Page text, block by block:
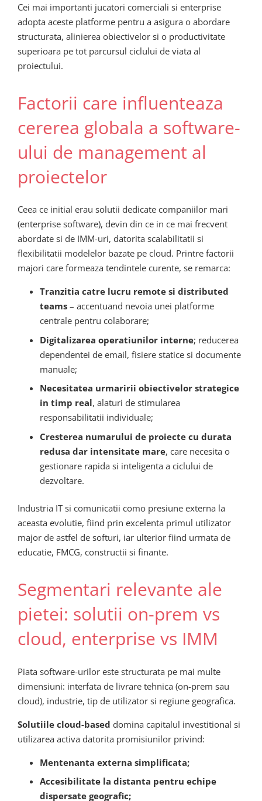
Cei mai importanti jucatori comerciali si enterprise
adopta aceste platforme pentru a asigura o abordare
structurata, alinierea obiectivelor si o productivitate
superioara pe tot parcursul ciclului de viata al
proiectului.
Factorii care influenteaza
cererea globala a software-
ului de management al
proiectelor
Ceea ce initial erau solutii dedicate companiilor mari
(enterprise software), devin din ce in ce mai frecvent
abordate si de IMM-uri, datorita scalabilitatii si
flexibilitatii modelelor bazate pe cloud. Printre factorii
majori care formeaza tendintele curente, se remarca:
Tranzitia catre lucru remote si distributed
teams– accentuand nevoia unei platforme
centrale pentru colaborare;
Digitalizarea operatiunilor interne; reducerea
dependentei de email, fisiere statice si documente
manuale;
Necesitatea urmaririi obiectivelor strategice
in timp real, alaturi de stimularea
responsabilitatii individuale;
Cresterea numarului de proiecte cu durata
redusa dar intensitate mare, care necesita o
gestionare rapida si inteligenta a ciclului de
dezvoltare.
Industria IT si comunicatii como presiune externa la
aceasta evolutie, fiind prin excelenta primul utilizator
major de astfel de softuri, iar ulterior fiind urmata de
educatie, FMCG, constructii si finante.
Segmentari relevante ale
pietei: solutii on-prem vs
cloud, enterprise vs IMM
Piata software-urilor este structurata pe mai multe
dimensiuni: interfata de livrare tehnica (on-prem sau
cloud), industrie, tip de utilizator si regiune geografica.
Solutiile cloud-based domina capitalul investitional si
utilizarea activa datorita promisiunilor privind:
Mentenanta externa simplificata;
Accesibilitate la distanta pentru echipe
dispersate geografic;